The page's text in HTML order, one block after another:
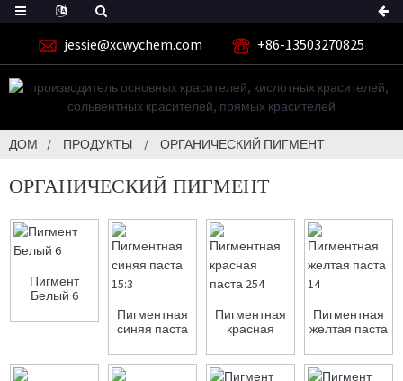
jessie@xcwychem.com +86-13503270825
ДОМ ПРОДУКТЫ ОРГАНИЧЕСКИЙ ПИГМЕНТ
ОРГАНИЧЕСКИЙ ПИГМЕНТ
Пигмент
Белый 6
Пигментная
синяя паста
Пигментная
красная
Пигментная
желтая паста